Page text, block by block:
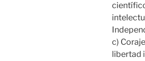
c)
libertad